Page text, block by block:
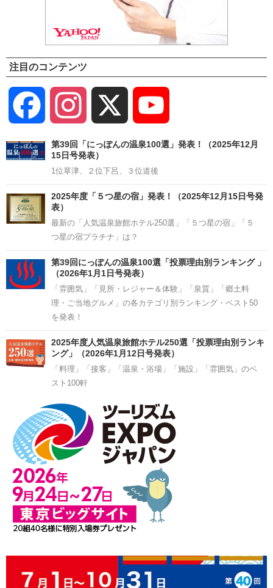
注目のコンテンツ
Facebook Instagram
Channel
第39回「にっぽんの温泉100選」発表！（2025年12月
15日号発表）
1位草津、２位下呂、３位道後
2025年度「５つ星の宿」発表！（2025年12月15日号発
表）
最新の「人気温泉旅館ホテル250選」「５つ星の宿」「５
つ星の宿プラチナ」は？
第39回にっぽんの温泉100選「投票理由別ランキング 」
（2026年1月1日号発表）
「雰囲気」「見所・レジャー＆体験」「泉質」「郷土料
理・ご当地グルメ」の各カテゴリ別ランキング・ベスト50
を発表！
2025年度人気温泉旅館ホテル250選「投票理由別ランキ
ング」（2026年1月12日号発表）
「料理」「接客」「温泉・浴場」「施設」「雰囲気」のベ
スト100軒